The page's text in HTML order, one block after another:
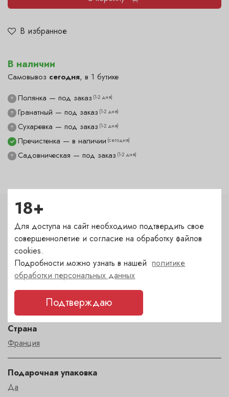
В избранное
В наличии
Самовывоз сегодня, в 1 бутике
? Гранатный — под заказ (1-2 дня)
? Полянка — под заказ (1-2 дня)
✓ Пречистенка — в наличии (сегодня)
? Садовническая — под заказ (1-2 дня)
? Сухаревка — под заказ (1-2 дня)
Характеристики
Тип
Нож складной
Страна
Франция
Подарочная упаковка
Да
18+
Для доступа на сайт необходимо подтвердить свое
совершеннолетие и согласие на обработку файлов
cookies.
Подробности можно узнать в нашейполитике
обработки персональных данных
Подтверждаю